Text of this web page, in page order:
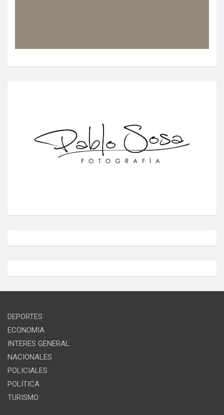
DEPORTES
ECONOMIA
INTERES GENERAL
NACIONALES
POLICIALES
POLITICA
TURISMO